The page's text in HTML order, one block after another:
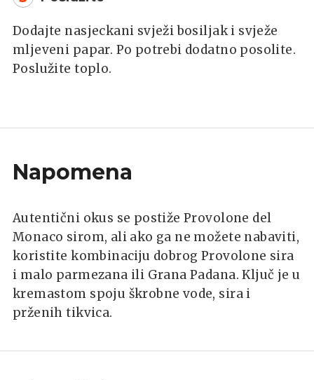
Dodajte nasjeckani svježi bosiljak i svježe
mljeveni papar. Po potrebi dodatno posolite.
Poslužite toplo.
Napomena
Autentični okus se postiže Provolone del
Monaco sirom, ali ako ga ne možete nabaviti,
koristite kombinaciju dobrog Provolone sira
i malo parmezana ili Grana Padana. Ključ je u
kremastom spoju škrobne vode, sira i
prženih tikvica.